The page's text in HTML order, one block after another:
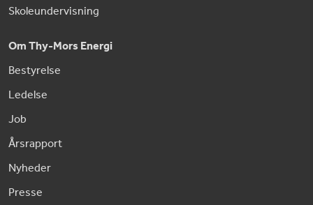
Skoleundervisning
Om Thy-Mors Energi
Bestyrelse
Ledelse
Job
Årsrapport
Nyheder
Presse